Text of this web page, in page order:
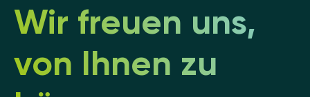
Wir freuen uns,
von Ihnen zu